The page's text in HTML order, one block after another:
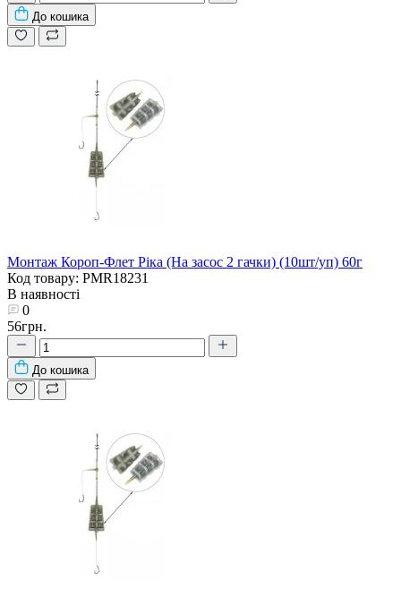
До кошика
Монтаж Короп-Флет Ріка (На засос 2 гачки) (10шт/уп) 60г
Код товару: PMR18231
В наявності
0
56грн.
До кошика